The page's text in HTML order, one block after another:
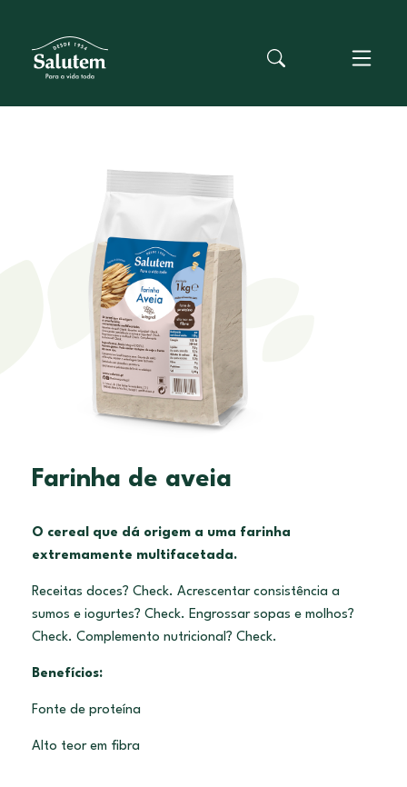
Farinha de aveia
O cereal que dá origem a uma farinha
extremamente multifacetada.
Receitas doces? Check. Acrescentar consistência a
sumos e iogurtes? Check. Engrossar sopas e molhos?
Check. Complemento nutricional? Check.
Benefícios:
Fonte de proteína
Alto teor em fibra